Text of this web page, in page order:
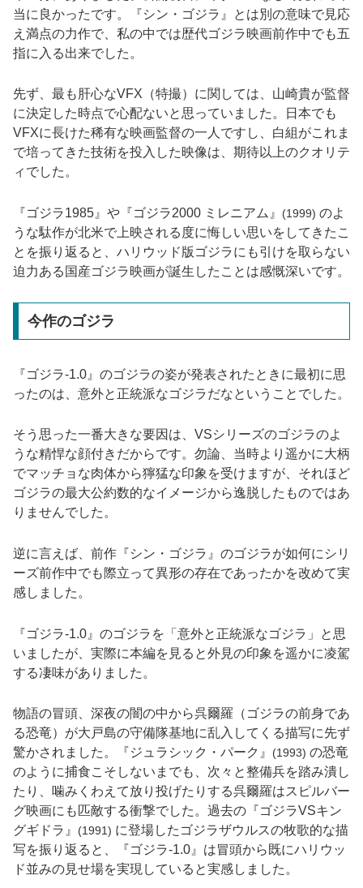
当に良かったです。『シン・ゴジラ』とは別の意味で見応
え満点の力作で、私の中では歴代ゴジラ映画前作中でも五
指に入る出来でした。
先ず、最も肝心なVFX（特撮）に関しては、山崎貴が監督
に決定した時点で心配ないと思っていました。日本でも
VFXに長けた稀有な映画監督の一人ですし、白組がこれま
で培ってきた技術を投入した映像は、期待以上のクオリテ
ィでした。
『ゴジラ1985』や『ゴジラ2000 ミレニアム』 (1999) のよ
うな駄作が北米で上映される度に悔しい思いをしてきたこ
とを振り返ると、ハリウッド版ゴジラにも引けを取らない
迫力ある国産ゴジラ映画が誕生したことは感慨深いです。
今作のゴジラ
『ゴジラ-1.0』のゴジラの姿が発表されたときに最初に思
ったのは、意外と正統派なゴジラだなということでした。
そう思った一番大きな要因は、VSシリーズのゴジラのよ
うな精悍な顔付きだからです。勿論、当時より遥かに大柄
でマッチョな肉体から獰猛な印象を受けますが、それほど
ゴジラの最大公約数的なイメージから逸脱したものではあ
りませんでした。
逆に言えば、前作『シン・ゴジラ』のゴジラが如何にシリ
ーズ前作中でも際立って異形の存在であったかを改めて実
感しました。
『ゴジラ-1.0』のゴジラを「意外と正統派なゴジラ」と思
いましたが、実際に本編を見ると外見の印象を遥かに凌駕
する凄味がありました。
物語の冒頭、深夜の闇の中から呉爾羅（ゴジラの前身であ
る恐竜）が大戸島の守備隊基地に乱入してくる描写に先ず
驚かされました。『ジュラシック・パーク』 (1993) の恐竜
のように捕食こそしないまでも、次々と整備兵を踏み潰し
たり、噛みくわえて放り投げたりする呉爾羅はスピルバー
グ映画にも匹敵する衝撃でした。過去の『ゴジラVSキン
グギドラ』 (1991) に登場したゴジラザウルスの牧歌的な描
写を振り返ると、『ゴジラ-1.0』は冒頭から既にハリウッ
ド並みの見せ場を実現していると実感しました。